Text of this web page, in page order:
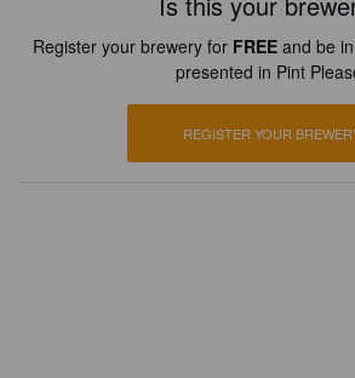
Register your brewery for FREE and be
presented in Pint
REGISTER YOUR